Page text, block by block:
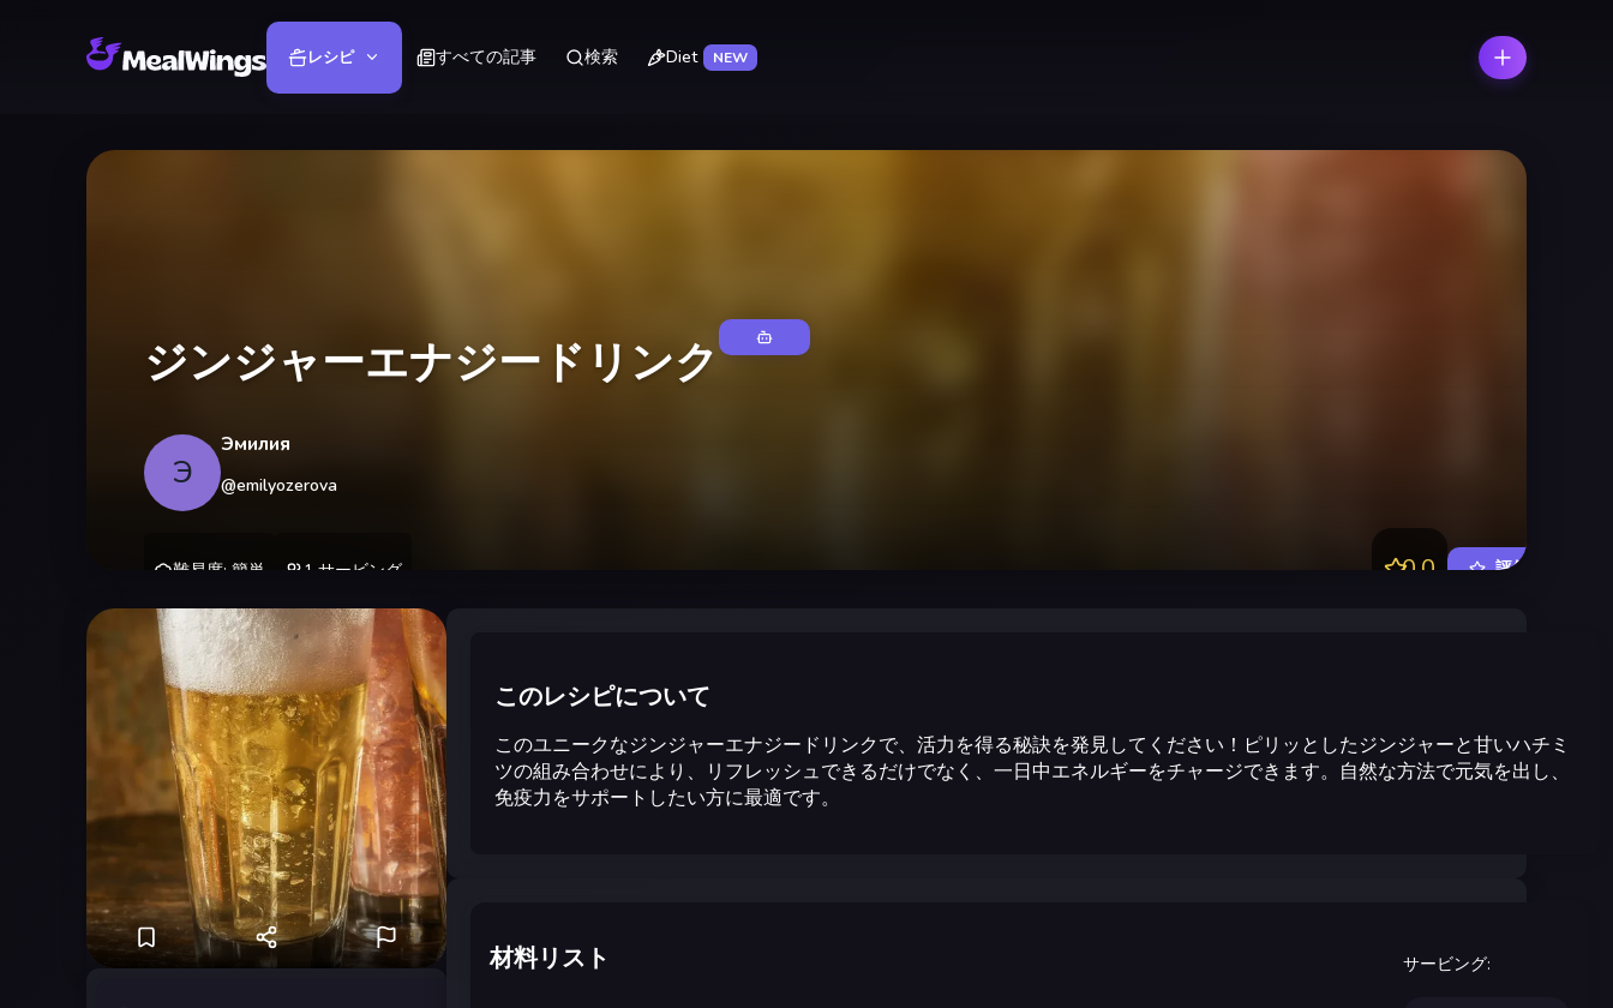
レシピ すべての記事 検索 Diet NEW
ジンジャーエナジードリンク
Э
Эмилия
@emilyozerova
難易度: 簡単 1 サービング 0.0 評価する
このレシピについて
このユニークなジンジャーエナジードリンクで、活力を得る秘訣を発見してください！ピリッとしたジンジャーと甘いハチミ
ツの組み合わせにより、リフレッシュできるだけでなく、一日中エネルギーをチャージできます。自然な方法で元気を出し、
免疫力をサポートしたい方に最適です。
材料リスト サービング: